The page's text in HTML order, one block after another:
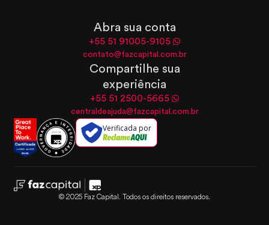
Abra sua conta
+55 51 91005-9105
contato@fazcapital.com.br
Compartilhe sua
experiência
+55 51 2500-5665
centraldeajuda@fazcapital.com.br
Verificada por
© 2025 Faz Capital. Todos os direitos reservados.